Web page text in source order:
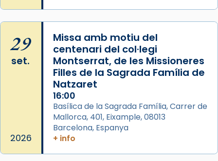
pontifici, amb orquestra i cor, i té una
duració aproximada de tres hores. Després,
processó (recuperada el 1972) al voltant
del temple amb les relíquies de les santes.
Des de 1985 hi participa també un grup de
diablesses amb música i ball propis. Festa
gran a Mataró.
«Si vols saber què és calor, ves per les
Santes a Mataró»🥵.
29
set.
2026
Missa amb motiu del
centenari del col·legi
Montserrat, de les Missioneres
Filles de la Sagrada Família de
Natzaret
16:00
Basílica de la Sagrada Família, Carrer de
Mallorca, 401, Eixample, 08013
Barcelona, Espanya
+ info